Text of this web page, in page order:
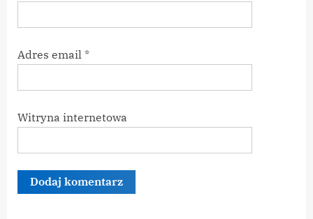
Adres email *
Witryna internetowa